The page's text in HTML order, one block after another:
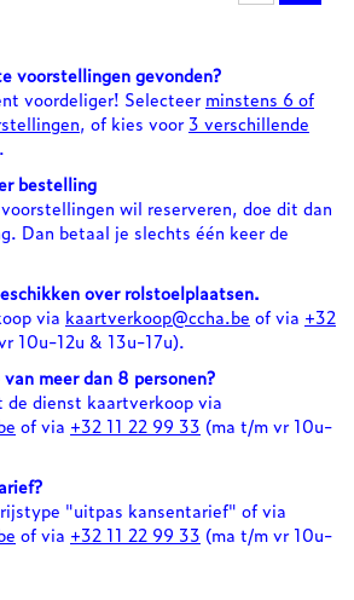
voorstellingen gevonden?
voordeliger! Selecteerminstens 6 of
, of kies voor3 verschillende
.
bestelling
wil reserveren, doe dit dan
Dan betaal je slechts één keer de
over rolstoelplaatsen.
via kaartverkoop@ccha.be of via +32
10u-12u & 13u-17u).
meer dan 8 personen?
de dienst kaartverkoop via
of via +32 11 22 99 33 (ma t/m vr 10u-
"uitpas kansentarief" of via
of via +32 11 22 99 33 (ma t/m vr 10u-